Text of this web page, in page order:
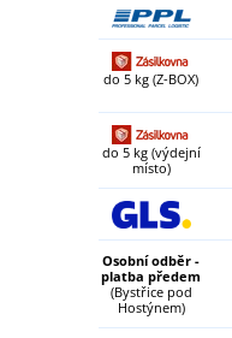
do 5 kg (Z-BOX)
do 5 kg (výdejní
místo)
Osobní odběr -
platba předem
(Bystřice pod
Hostýnem)